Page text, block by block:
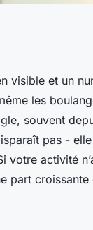
visible et un
les
souvent
pas -
votre activité
part